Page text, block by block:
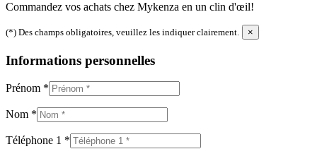
Commandez vos achats chez Mykenza en un clin d'œil!
(*) Des champs obligatoires, veuillez les indiquer clairement. ×
Informations personnelles
Prénom *
Nom *
Téléphone 1 *